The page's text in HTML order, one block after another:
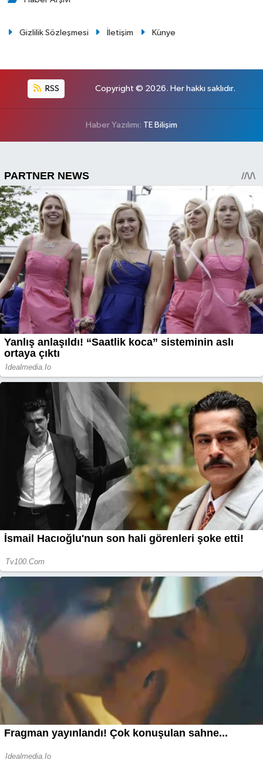
Gizlilik Sözleşmesi İletişim Künye
RSS Copyright © 2026. Her hakkı saklıdır.
Haber Yazılımı: TE Bilişim